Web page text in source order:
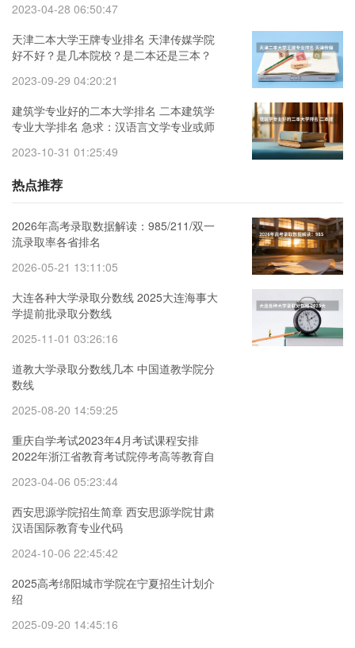
2023-04-28 06:50:47
天津二本大学王牌专业排名 天津传媒学院
好不好？是几本院校？是二本还是三本？
2023-09-29 04:20:21
建筑学专业好的二本大学排名 二本建筑学
专业大学排名 急求：汉语言文学专业或师
2023-10-31 01:25:49
热点推荐
2026年高考录取数据解读：985/211/双一
流录取率各省排名
2026-05-21 13:11:05
大连各种大学录取分数线 2025大连海事大
学提前批录取分数线
2025-11-01 03:26:16
道教大学录取分数线几本 中国道教学院分
数线
2025-08-20 14:59:25
重庆自学考试2023年4月考试课程安排
2022年浙江省教育考试院停考高等教育自
2023-04-06 05:23:44
西安思源学院招生简章 西安思源学院甘肃
汉语国际教育专业代码
2024-10-06 22:45:42
2025高考绵阳城市学院在宁夏招生计划介
绍
2025-09-20 14:45:16